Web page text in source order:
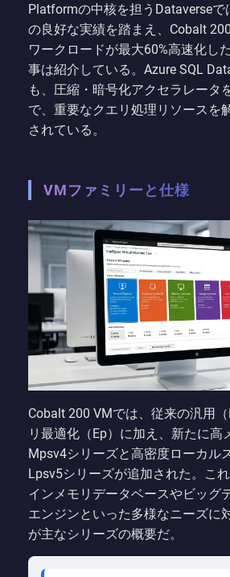
Platformの中核を担うDataverseで
の良好な実績を踏まえ、Cobalt
ワークロードが最大60%高速化し
事は紹介している。Azure SQL
も、圧縮・暗号化アクセラレータ
で、重要なクエリ処理リソースを
されている。
VMファミリーと仕様
Cobalt 200 VMでは、従来の汎用
リ最適化（Ep）に加え、新たに高
Mpsv4シリーズと高密度ローカル
Lpsv5シリーズが追加された。こ
インメモリデータベースやビッグ
エンジンといった多様なニーズに
が主なシリーズの概要だ。